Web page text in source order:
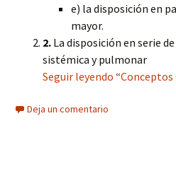
e) la disposición en
mayor.
2. La disposición en serie
sistémica y pulmonar
Seguir leyendo
Deja un comentario